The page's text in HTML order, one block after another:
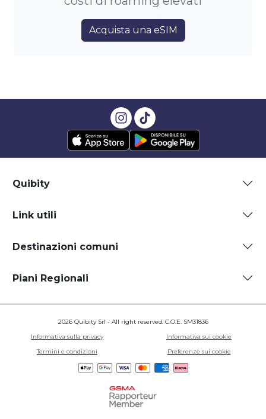
Acquista una eSIM
Quibity
Link utili
Destinazioni comuni
Piani Regionali
2026 Quibity Srl - All right reserved. C.O.E. SM31836
Informativa sulla privacy
Informativa sui cookie
Termini e condizioni
Preferenze sui cookie